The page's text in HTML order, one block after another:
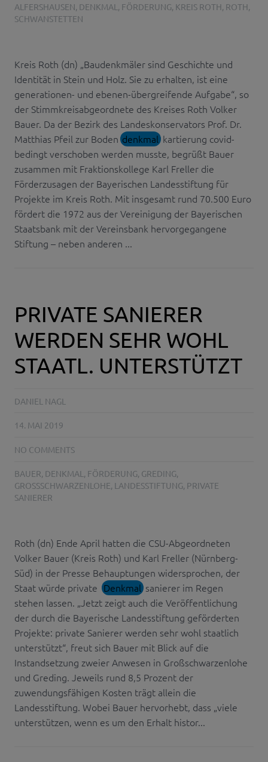
ALFERSHAUSEN, DENKMAL , FÖRDERUNG, KREIS ROTH, ROTH,
SCHWANSTETTEN
Kreis Roth (dn) „Baudenkmäler sind Geschichte und
Identität in Stein und Holz. Sie zu erhalten, ist eine
generationen- und ebenen-übergreifende Aufgabe“, so
der Stimmkreisabgeordnete des Kreises Roth Volker
Bauer. Da der Bezirk des Landeskonservators Prof. Dr.
Matthias Pfeil zur Boden denkmal kartierung covid-
bedingt verschoben werden musste, begrüßt Bauer
zusammen mit Fraktionskollege Karl Freller die
Förderzusagen der Bayerischen Landesstiftung für
Projekte im Kreis Roth. Mit insgesamt rund 70.500 Euro
fördert die 1972 aus der Vereinigung der Bayerischen
Staatsbank mit der Vereinsbank hervorgegangene
Stiftung – neben anderen ...
PRIVATE SANIERER
WERDEN SEHR WOHL
STAATL. UNTERSTÜTZT
DANIEL NAGL
14. MAI 2019
NO COMMENTS
BAUER, DENKMAL , FÖRDERUNG, GREDING,
GROSSSCHWARZENLOHE , LANDESSTIFTUNG, PRIVATE
SANIERER
Roth (dn) Ende April hatten die CSU-Abgeordneten
Volker Bauer (Kreis Roth) und Karl Freller (Nürnberg-
Süd) in der Presse Behauptungen widersprochen, der
Staat würde private Denkmal sanierer im Regen
stehen lassen. „Jetzt zeigt auch die Veröffentlichung
der durch die Bayerische Landesstiftung geförderten
Projekte: private Sanierer werden sehr wohl staatlich
unterstützt“, freut sich Bauer mit Blick auf die
Instandsetzung zweier Anwesen in Großschwarzenlohe
und Greding. Jeweils rund 8,5 Prozent der
zuwendungsfähigen Kosten trägt allein die
Landesstiftung. Wobei Bauer hervorhebt, dass „viele
unterstützen, wenn es um den Erhalt histor...